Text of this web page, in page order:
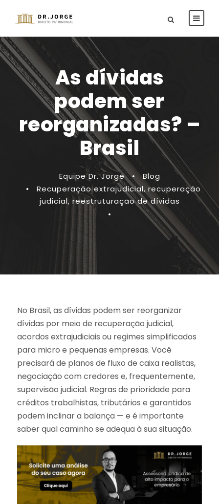
As dívidas
podem ser
reorganizadas? –
Brasil
Equipe Dr. Jorge •
Blog
•
Recuperação extrajudicial, recuperação
judicial, reestruturação de dívidas
•
No Brasil, as dívidas podem ser reorganizar
dívidas por meio de recuperação judicial,
acordos extrajudiciais ou regimes simplificados
para micro e pequenas empresas. Você
precisará de planos de fluxo de caixa realistas,
negociação com credores e, frequentemente,
supervisão judicial. Regras de prioridade para
créditos trabalhistas, tributários e garantidos
podem inclinar a balança — e é importante
saber qual caminho se adequa à sua situação.